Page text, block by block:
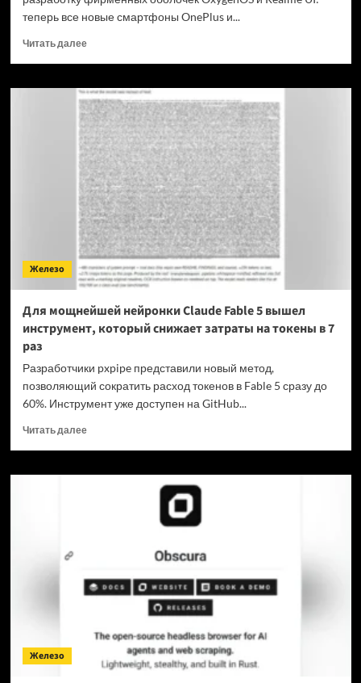
теперь все новые смартфоны OnePlus и...
Читать далееПрочитать
OPPO
прекращает
поддержку
OxygenOS
и
Realme
UI
—
OnePlus
и
realme
полностью
переходят
на
Железо
Для мощнейшей нейронки Claude Fable 5 вышел
инструмент, который снижает затраты на токены в 7
раз
Разработчики pxpipe представили новый метод,
позволяющий сократить расход токенов в Fable 5 сразу до
60%. Инструмент уже доступен на GitHub...
Читать далееПрочитать
Для
инструмент,
который
на
токены
Железо